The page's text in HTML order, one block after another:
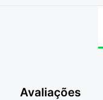
Avaliações